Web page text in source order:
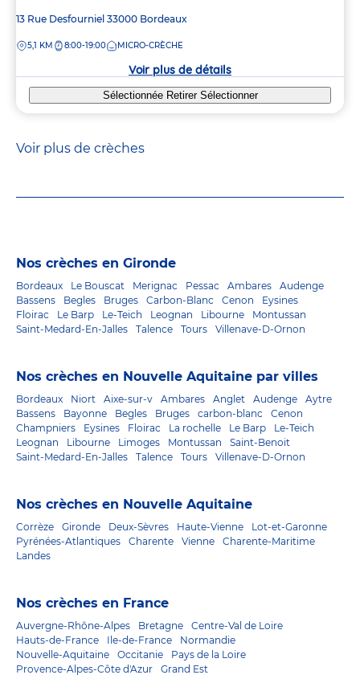
Adresse
la
13 Rue Desfourniel 33000 Bordeaux
DISTANCE
5,1 KM 8:00-19:00 MICRO-CRÈCHE
Voir plus de détails
Sélectionnée Retirer Sélectionner
Voir plus de crèches
Nos crèches en Gironde
Bordeaux Le Bouscat Merignac Pessac Ambares
Audenge
Bassens
Begles Bruges Carbon-Blanc Cenon
Eysines
Floirac
Le Barp Le-Teich Leognan Libourne
Montussan
Saint-Medard-En-Jalles
Talence Tours Villenave-D-Ornon
Nos crèches en Nouvelle Aquitaine par villes
Bordeaux Niort Aixe-sur-v Ambares Anglet Audenge
Aytre
Bassens
Bayonne Begles Bruges carbon-blanc
Cenon
Champniers
Eysines Floirac La rochelle Le Barp
Le-Teich
Leognan
Libourne Limoges Montussan
Saint-Benoit
Saint-Medard-En-Jalles
Talence Tours Villenave-D-Ornon
Nos crèches en Nouvelle Aquitaine
Corrèze Gironde Deux-Sèvres Haute-Vienne
Lot-et-Garonne
Pyrénées-Atlantiques
Charente Vienne
Charente-Maritime
Landes
Nos crèches en France
Auvergne-Rhône-Alpes Bretagne
Centre-Val de Loire
Hauts-de-France
Ile-de-France
Normandie
Nouvelle-Aquitaine
Occitanie
Pays de la Loire
Provence-Alpes-Côte d'Azur
Grand Est